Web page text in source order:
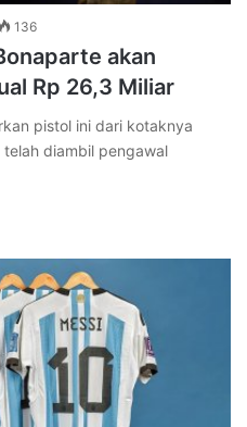
136
akan
Rp 26,3 Miliar
pistol ini dari kotaknya
diambil pengawal